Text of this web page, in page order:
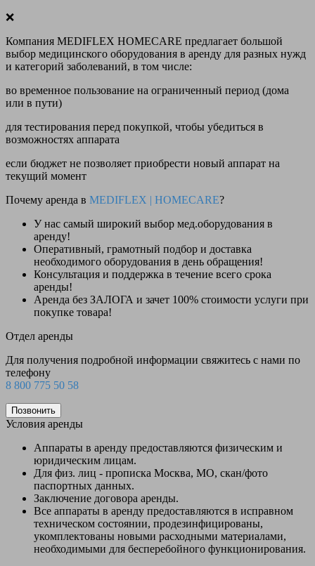
❌
Компания MEDIFLEX HOMECARE предлагает большой
выбор медицинского оборудования в аренду для разных нужд
и категорий заболеваний, в том числе:
во временное пользование на ограниченный период (дома
или в пути)
для тестирования перед покупкой, чтобы убедиться в
возможностях аппарата
если бюджет не позволяет приобрести новый аппарат на
текущий момент
Почему аренда в MEDIFLEX | HOMECARE?
У нас самый широкий выбор мед.оборудования в
аренду!
Оперативный, грамотный подбор и доставка
необходимого оборудования в день обращения!
Консультация и поддержка в течение всего срока
аренды!
Аренда без ЗАЛОГА и зачет 100% стоимости услуги при
покупке товара!
Отдел аренды
Для получения подробной информации свяжитесь с нами по
телефону
8 800 775 50 58
Позвонить
Условия аренды
Аппараты в аренду предоставляются физическим и
юридическим лицам.
Для физ. лиц - прописка Москва, МО, скан/фото
паспортных данных.
Заключение договора аренды.
Все аппараты в аренду предоставляются в исправном
техническом состоянии, продезинфицированы,
укомплектованы новыми расходными материалами,
необходимыми для бесперебойного функционирования.